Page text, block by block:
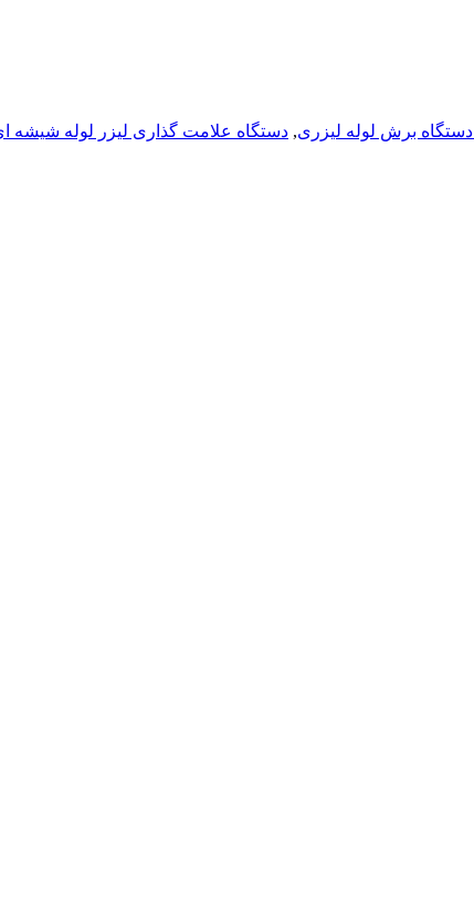
دستگاه برش لوله لیزری,